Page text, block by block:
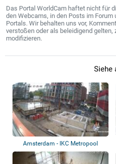
Das Portal WorldCam haftet nicht für
den Webcams, in den Posts im Forum
Portals. Wir behalten uns vor,
verstoßen oder als beleidigend gelten,
modifizieren.
Siehe
Amsterdam - IKC Metropool